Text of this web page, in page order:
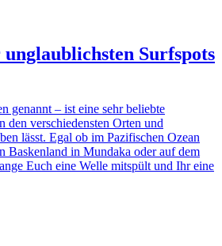
Surfspots
genannt – ist eine sehr beliebte
den verschiedensten Orten und
lässt. Egal ob im Pazifischen Ozean
Baskenland in Mundaka oder auf dem
Euch eine Welle mitspült und Ihr eine